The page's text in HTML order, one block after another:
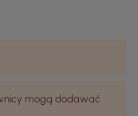
mogą dodawać